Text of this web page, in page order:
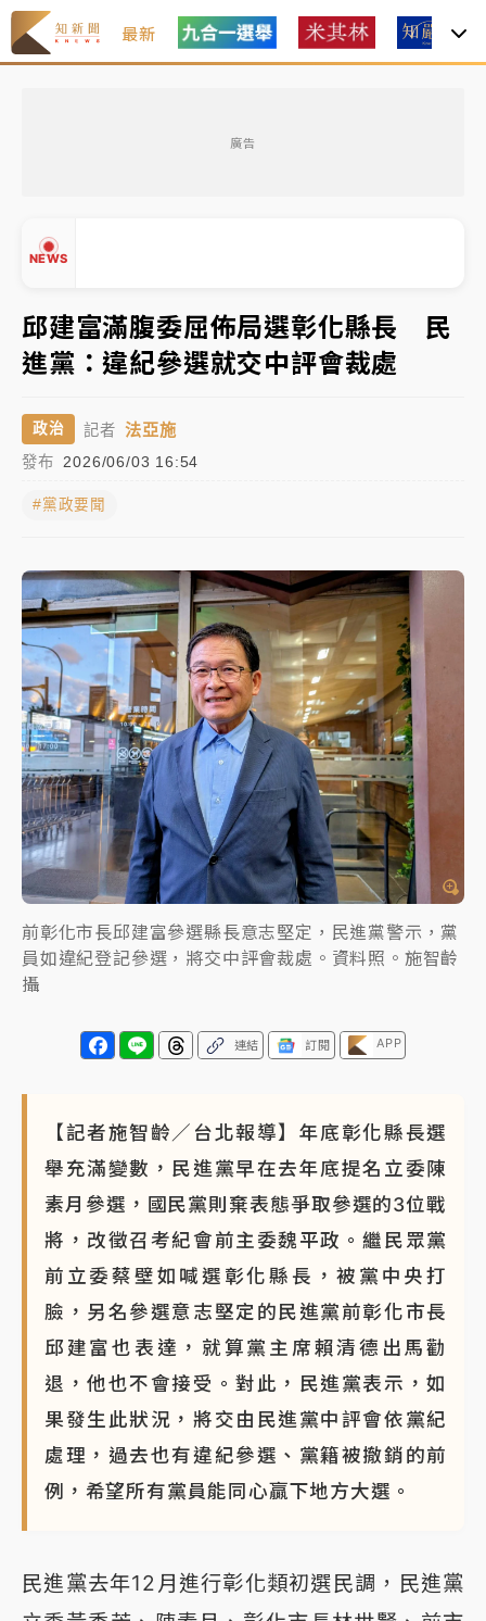
最新
廣告
NEWS
最好玩的父親節！「爸氣集合」出發工程冒險島 邀社
福孩童齊暢玩
強風長浪襲馬祖！「白海豚」逼近劃設警戒區 違規戲
水觀浪恐重罰失血
白海豚瘦身！中部以北防劇烈降水 本周天氣展望「多
「白海豚」雨炸新北！通報109件災情 侯友宜揭這類災
損最多
最好玩的父親節！「爸氣集合」出發工程冒險島 邀社
福孩童齊暢玩
強風長浪襲馬祖！「白海豚」逼近劃設警戒區 違規戲
水觀浪恐重罰失血
白海豚瘦身！中部以北防劇烈降水 本周天氣展望「多
雨不穩定」
邱建富滿腹委屈佈局選彰化縣長 民
進黨：違紀參選就交中評會裁處
政治 記者 法亞施
發布 2026/06/03 16:54
#黨政要聞
前彰化市長邱建富參選縣長意志堅定，民進黨警示，黨
員如違紀登記參選，將交中評會裁處。資料照。施智齡
攝
連結 訂閱 APP
【記者施智齡／台北報導】年底彰化縣長選
舉充滿變數，民進黨早在去年底提名立委陳
素月參選，國民黨則棄表態爭取參選的3位戰
將，改徵召考紀會前主委魏平政。繼民眾黨
前立委蔡壁如喊選彰化縣長，被黨中央打
臉，另名參選意志堅定的民進黨前彰化市長
邱建富也表達，就算黨主席賴清德出馬勸
退，他也不會接受。對此，民進黨表示，如
果發生此狀況，將交由民進黨中評會依黨紀
處理，過去也有違紀參選、黨籍被撤銷的前
例，希望所有黨員能同心贏下地方大選。
民進黨去年12月進行彰化類初選民調，民進黨